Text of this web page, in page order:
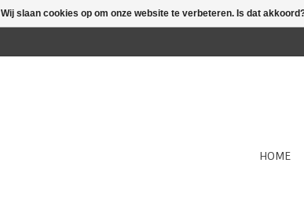
HOME
Wij slaan cookies op om onze website te verbeteren. Is dat